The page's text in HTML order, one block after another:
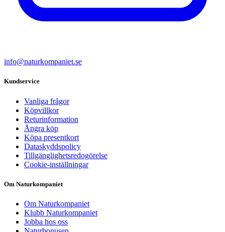
info@naturkompaniet.se
Kundservice
Vanliga frågor
Köpvillkor
Returinformation
Ångra köp
Köpa presentkort
Dataskyddspolicy
Tillgänglighetsredogörelse
Cookie-inställningar
Om Naturkompaniet
Om Naturkompaniet
Klubb Naturkompaniet
Jobba hos oss